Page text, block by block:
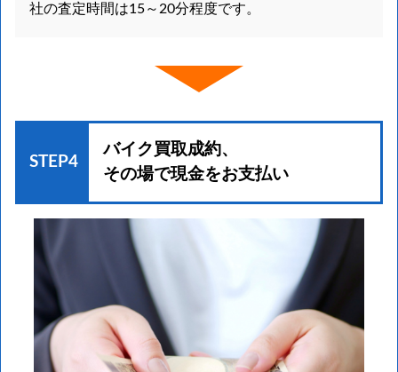
社の査定時間は15～20分程度です。
STEP4
バイク買取成約、
その場で現金をお支払い